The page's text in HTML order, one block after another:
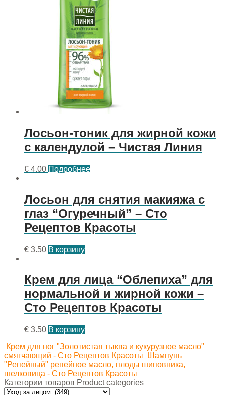
Лосьон-тоник для жирной кожи
с календулой – Чистая Линия
€ 4.00 Подробнее
Лосьон для снятия макияжа с
глаз “Огуречный” – Сто
Рецептов Красоты
€ 3.50 В корзину
Крем для лица “Облепиха” для
нормальной и жирной кожи –
Сто Рецептов Красоты
€ 3.50 В корзину
Крем для ног "Золотистая тыква и кукурузное масло"
смягчающий - Сто Рецептов Красоты
Шампунь
"Репейный" репейное масло, плоды шиповника,
шелковица - Сто Рецептов Красоты
Категории товаров Product categories